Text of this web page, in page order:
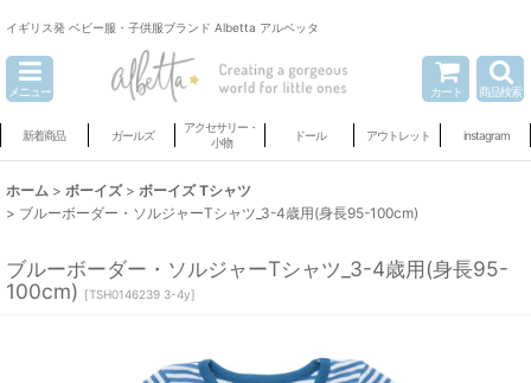
イギリス発 ベビー服・子供服ブランド Albetta アルベッタ
メニュー カート 商品検索
新着商品 ガールズ
アクセサリー・
小物
ドール アウトレット instagram
ホーム > ボーイズ > ボーイズ Tシャツ
> ブルーボーダー・ソルジャーTシャツ_3-4歳用(身長95-100cm)
ブルーボーダー・ソルジャーTシャツ_3-4歳用(身長95-
100cm) [TSH0146239 3-4y]